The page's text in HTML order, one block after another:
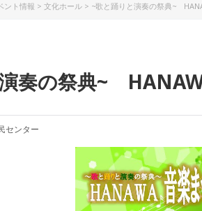
ント情報 > 文化ホール > ~歌と踊りと演奏の祭典~
演奏の祭典~
センター